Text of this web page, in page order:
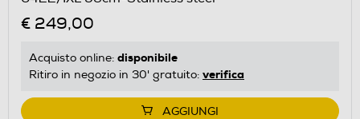
€ 249,00
Acquisto online: disponibile
Ritiro in negozio in 30' gratuito: verifica
AGGIUNGI